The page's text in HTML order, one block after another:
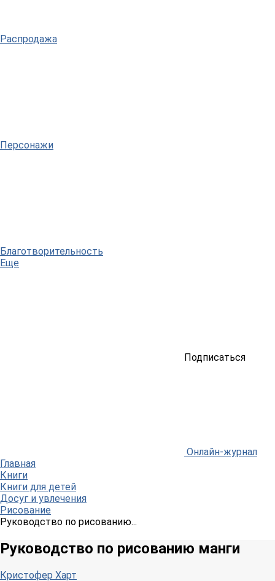
Распродажа
Персонажи
Благотворительность
Еще
Подписаться
Онлайн-журнал
Главная
Книги
Книги для детей
Досуг и увлечения
Рисование
Руководство по рисованию...
Руководство по рисованию манги
Кристофер Харт